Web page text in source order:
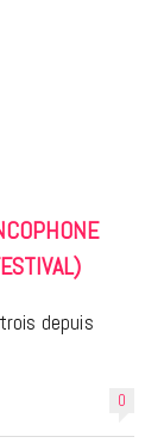
depuis
0